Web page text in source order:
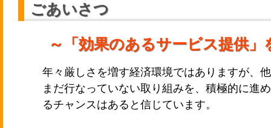
ごあいさつ
～「効果のあるサービス提供」
年々厳しさを増す経済環境ではありますが、
まだ行なっていない取り組みを、積極的に進
るチャンスはあると信じています。